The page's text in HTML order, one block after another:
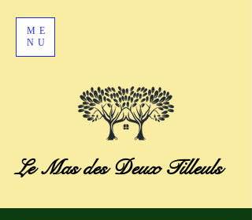
Le Mas des Deux Tilleuls
ME
NU